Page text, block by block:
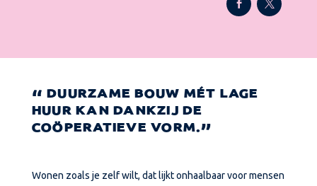
DUURZAME BOUW MÉT LAGE
HUUR KAN DANKZIJ DE
COÖPERATIEVE VORM.
Wonen zoals je zelf wilt, dat lijkt onhaalbaar voor mensen